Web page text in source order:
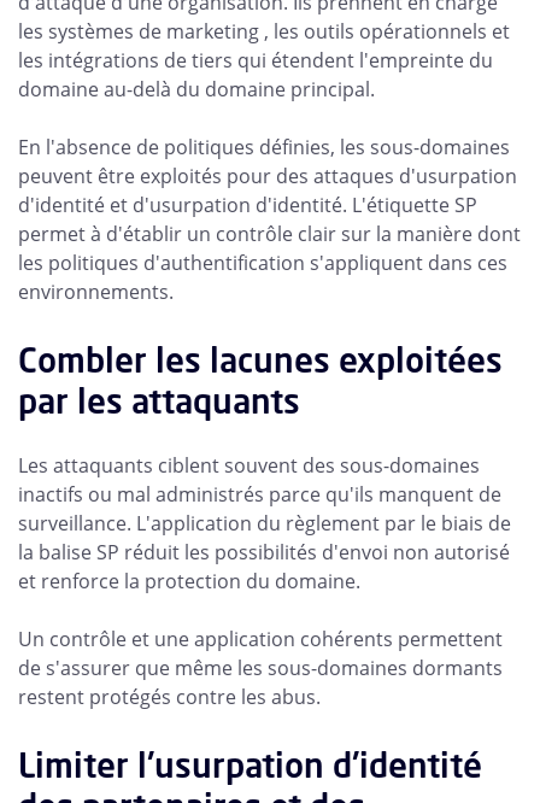
les systèmes de marketing , les outils opérationnels et
les intégrations de tiers qui étendent l'empreinte du
domaine au-delà du domaine principal.
En l'absence de politiques définies, les sous-domaines
peuvent être exploités pour des attaques d'usurpation
d'identité et d'usurpation d'identité. L'étiquette SP
permet à d'établir un contrôle clair sur la manière dont
les politiques d'authentification s'appliquent dans ces
environnements.
Combler les lacunes exploitées
par les attaquants
Les attaquants ciblent souvent des sous-domaines
inactifs ou mal administrés parce qu'ils manquent de
surveillance. L'application du règlement par le biais de
la balise SP réduit les possibilités d'envoi non autorisé
et renforce la protection du domaine.
Un contrôle et une application cohérents permettent
de s'assurer que même les sous-domaines dormants
restent protégés contre les abus.
Limiter l'usurpation d'identité